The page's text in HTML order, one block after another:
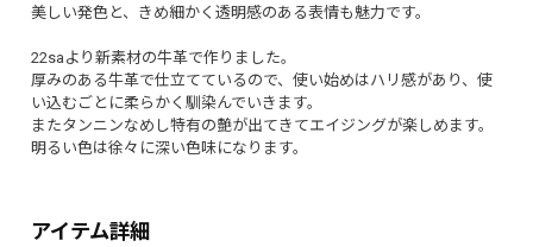
アイテム詳細
美しい発色と、きめ細かく透明感のある表情も魅力です。
22saより新素材の牛革で作りました。
厚みのある牛革で仕立てているので、使い始めはハリ感があり、使
い込むごとに柔らかく馴染んでいきます。
またタンニンなめし特有の艶が出てきてエイジングが楽しめます。
明るい色は徐々に深い色味になります。